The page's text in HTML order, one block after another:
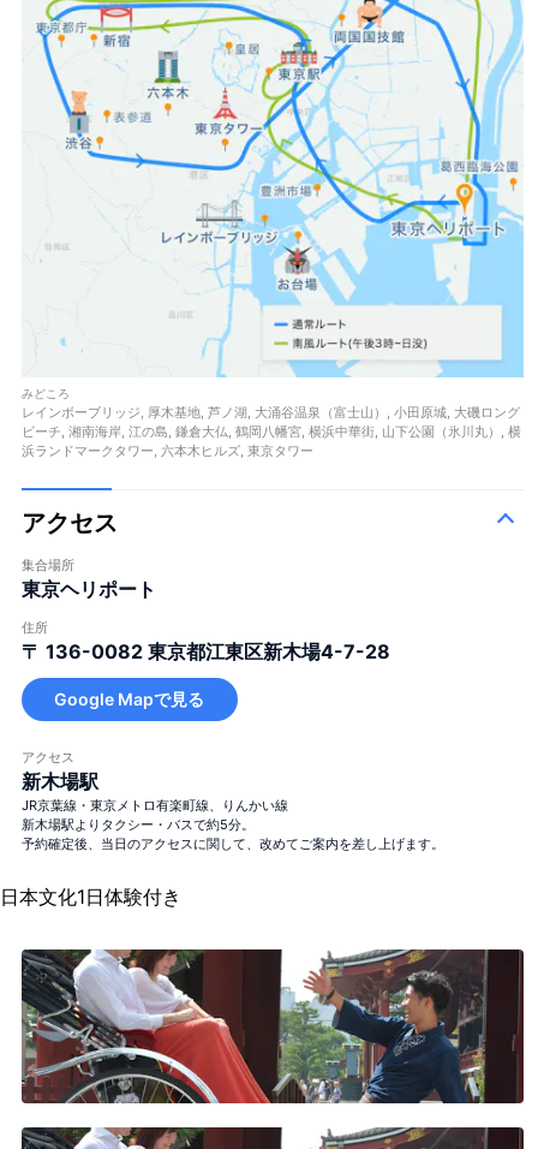
みどころ
レインボーブリッジ, 厚木基地, 芦ノ湖, 大涌谷温泉（富士山）, 小田原城, 大磯ロング
ビーチ, 湘南海岸, 江の島, 鎌倉大仏, 鶴岡八幡宮, 横浜中華街, 山下公園（氷川丸）, 横
浜ランドマークタワー, 六本木ヒルズ, 東京タワー
アクセス
集合場所
東京ヘリポート
住所
〒 136-0082 東京都江東区新木場4-7-28
Google Mapで見る
アクセス
新木場駅
JR京葉線・東京メトロ有楽町線、りんかい線
新木場駅よりタクシー・バスで約5分。
予約確定後、当日のアクセスに関して、改めてご案内を差し上げます。
日本文化1日体験付き